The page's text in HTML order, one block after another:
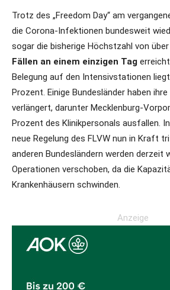
Trotz des „Freedom Day“ am
die Corona-Infektionen bundesweit
sogar die bisherige Höchstzahl von über
Fällen an einem einzigen Tag
Belegung auf den Intensivstationen
Prozent. Einige Bundesländer haben
verlängert, darunter Mecklenburg-
Prozent des Klinikpersonals ausfallen.
neue Regelung des FLVW nun in Kraft
anderen Bundesländern werden derzeit
Operationen verschoben, da die
Krankenhäusern schwinden.
Anzeige